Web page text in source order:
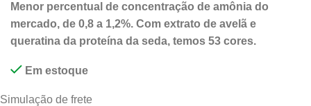
Menor percentual de concentração de amônia do
mercado, de 0,8 a 1,2%. Com extrato de avelã e
queratina da proteína da seda, temos 53 cores.
Em estoque
Simulação de frete